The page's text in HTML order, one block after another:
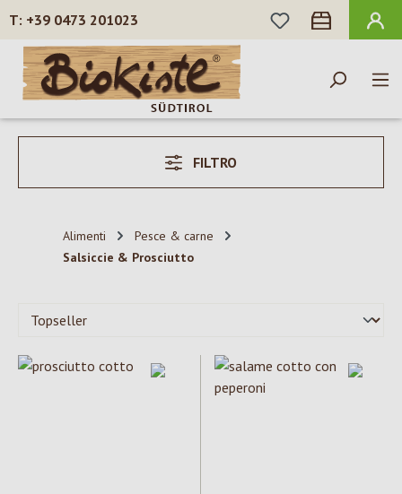
Passa al contenuto principale
+39 0473 201023
HAI 0 ARTICOLI
FILTRO
Alimenti
Pesce & carne
Salsiccie & Prosciutto